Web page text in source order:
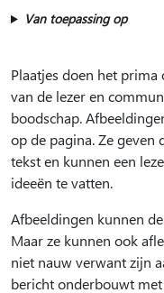
Van toepassing op
Plaatjes doen het prima
van de lezer en
boodschap.
op de pagina. Ze geven
tekst en kunnen een
ideeën te vatten.
Afbeeldingen kunnen
Maar ze kunnen ook
niet nauw verwant zijn
bericht onderbouwt